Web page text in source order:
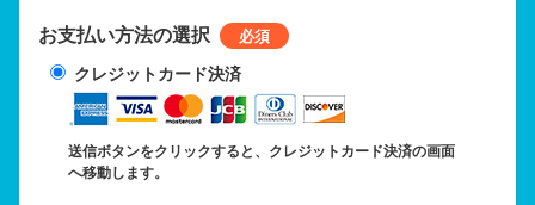
お支払い方法の選択
クレジットカード決済
送信ボタンをクリックすると、クレジットカード決済の画面
へ移動します。